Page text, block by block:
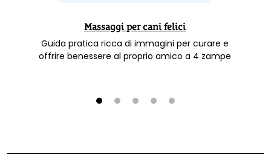
Massaggi per cani felici
Guida pratica ricca di immagini per curare e
offrire benessere al proprio amico a 4 zampe